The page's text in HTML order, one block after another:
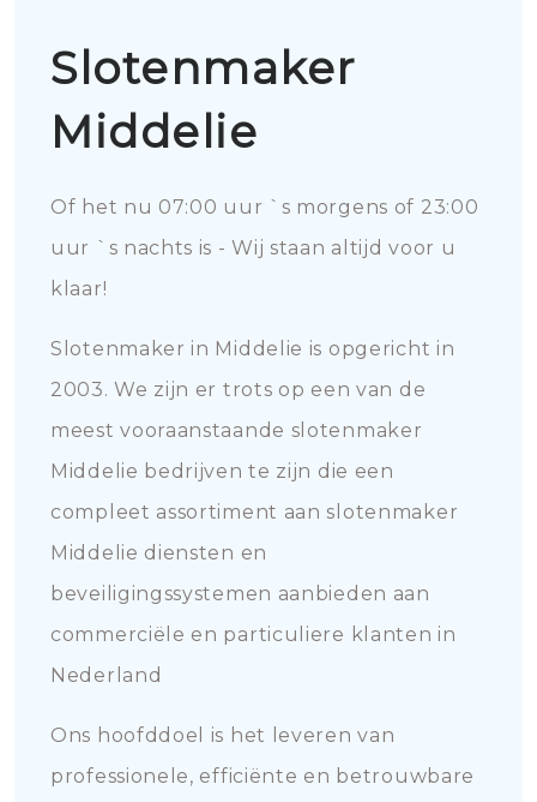
Slotenmaker
Middelie
Of het nu 07:00 uur `s morgens of 23:00
uur `s nachts is - Wij staan altijd voor u
klaar!
Slotenmaker in Middelie is opgericht in
2003. We zijn er trots op een van de
meest vooraanstaande slotenmaker
Middelie bedrijven te zijn die een
compleet assortiment aan slotenmaker
Middelie diensten en
beveiligingssystemen aanbieden aan
commerciële en particuliere klanten in
Nederland
Ons hoofddoel is het leveren van
professionele, efficiënte en betrouwbare